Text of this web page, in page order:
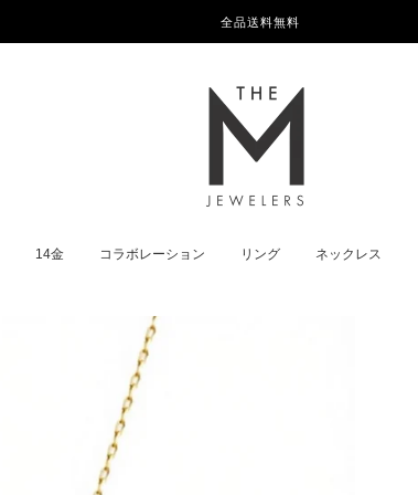
全品送料無料
14金 コラボレーション リング ネックレス